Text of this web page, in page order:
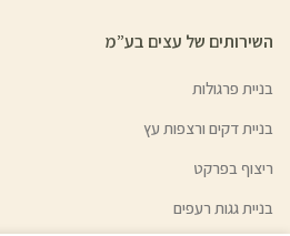
השירותים של עצים בע”מ
בניית פרגולות
בניית דקים ורצפות עץ
ריצוף בפרקט
בניית גגות רעפים